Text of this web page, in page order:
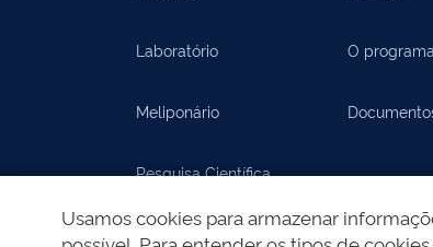
Laboratório
Meliponário
Pesquisa Científica
Documentos
O programa
Usamos cookies para armazenar